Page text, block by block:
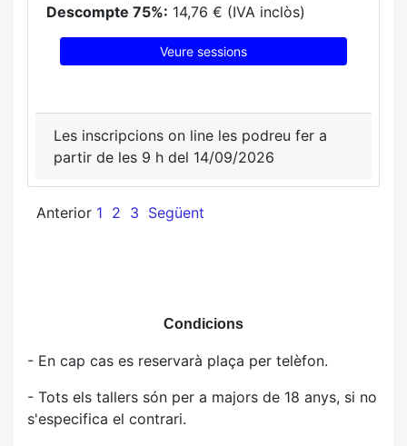
Descompte 75%: 14,76 € (IVA inclòs)
Veure sessions
Les inscripcions on line les podreu fer a
partir de les 9 h del 14/09/2026
Anterior 1 2 3 Següent
Condicions
- En cap cas es reservarà plaça per telèfon.
- Tots els tallers són per a majors de 18 anys, si no
s'especifica el contrari.